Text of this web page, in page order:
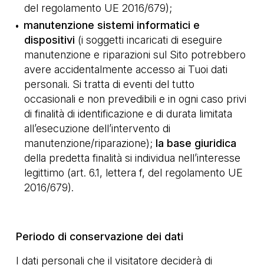
del regolamento UE 2016/679);
manutenzione sistemi informatici e
dispositivi (i soggetti incaricati di eseguire
manutenzione e riparazioni sul Sito potrebbero
avere accidentalmente accesso ai Tuoi dati
personali. Si tratta di eventi del tutto
occasionali e non prevedibili e in ogni caso privi
di finalità di identificazione e di durata limitata
all’esecuzione dell’intervento di
manutenzione/riparazione); la base giuridica
della predetta finalità si individua nell’interesse
legittimo (art. 6.1, lettera f, del regolamento UE
2016/679).
Periodo di conservazione dei dati
I dati personali che il visitatore deciderà di